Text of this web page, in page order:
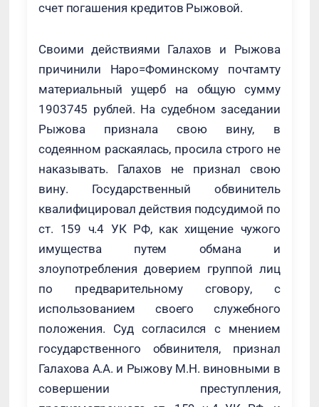
счет погашения кредитов Рыжовой.
Своими действиями Галахов и Рыжова
причинили Наро=Фоминскому почтамту
материальный ущерб на общую сумму
1903745 рублей. На судебном заседании
Рыжова признала свою вину, в
содеянном раскаялась, просила строго не
наказывать. Галахов не признал свою
вину. Государственный обвинитель
квалифицировал действия подсудимой по
ст. 159 ч.4 УК РФ, как хищение чужого
имущества путем обмана и
злоупотребления доверием группой лиц
по предварительному сговору, с
использованием своего служебного
положения. Суд согласился с мнением
государственного обвинителя, признал
Галахова А.А. и Рыжову М.Н. виновными в
совершении преступления,